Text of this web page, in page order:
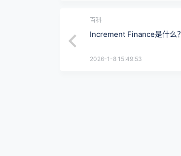
百科
Increment Finance是什么？
2026-1-8 15:49:53